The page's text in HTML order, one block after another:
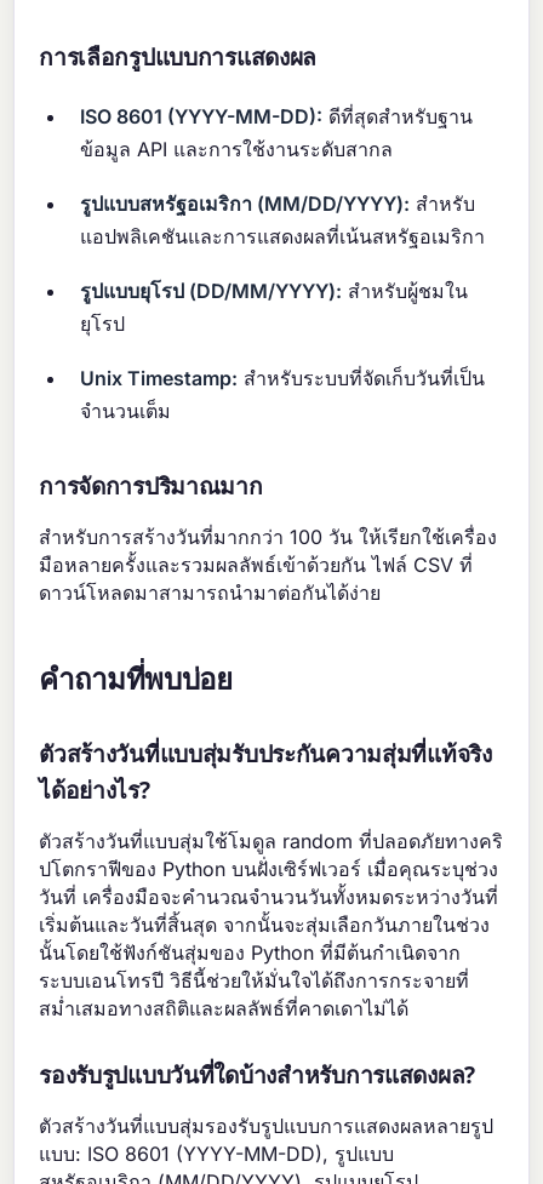
การเลือกรูปแบบการแสดงผล
ISO 8601 (YYYY-MM-DD): ดีที่สุดสำหรับฐาน
ข้อมูล API และการใช้งานระดับสากล
รูปแบบสหรัฐอเมริกา (MM/DD/YYYY): สำหรับ
แอปพลิเคชันและการแสดงผลที่เน้นสหรัฐอเมริกา
รูปแบบยุโรป (DD/MM/YYYY): สำหรับผู้ชมใน
ยุโรป
Unix Timestamp: สำหรับระบบที่จัดเก็บวันที่เป็น
จำนวนเต็ม
การจัดการปริมาณมาก
สำหรับการสร้างวันที่มากกว่า 100 วัน ให้เรียกใช้เครื่อง
มือหลายครั้งและรวมผลลัพธ์เข้าด้วยกัน ไฟล์ CSV ที่
ดาวน์โหลดมาสามารถนำมาต่อกันได้ง่าย
คำถามที่พบบ่อย
ตัวสร้างวันที่แบบสุ่มรับประกันความสุ่มที่แท้จริง
ได้อย่างไร?
ตัวสร้างวันที่แบบสุ่มใช้โมดูล random ที่ปลอดภัยทางคริ
ปโตกราฟีของ Python บนฝั่งเซิร์ฟเวอร์ เมื่อคุณระบุช่วง
วันที่ เครื่องมือจะคำนวณจำนวนวันทั้งหมดระหว่างวันที่
เริ่มต้นและวันที่สิ้นสุด จากนั้นจะสุ่มเลือกวันภายในช่วง
นั้นโดยใช้ฟังก์ชันสุ่มของ Python ที่มีต้นกำเนิดจาก
ระบบเอนโทรปี วิธีนี้ช่วยให้มั่นใจได้ถึงการกระจายที่
สม่ำเสมอทางสถิติและผลลัพธ์ที่คาดเดาไม่ได้
รองรับรูปแบบวันที่ใดบ้างสำหรับการแสดงผล?
ตัวสร้างวันที่แบบสุ่มรองรับรูปแบบการแสดงผลหลายรูป
แบบ: ISO 8601 (YYYY-MM-DD), รูปแบบ